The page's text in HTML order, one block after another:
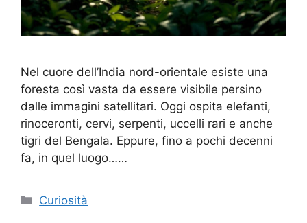
Nel cuore dell’India nord-orientale esiste una
foresta così vasta da essere visibile persino
dalle immagini satellitari. Oggi ospita elefanti,
rinoceronti, cervi, serpenti, uccelli rari e anche
tigri del Bengala. Eppure, fino a pochi decenni
fa, in quel luogo……
Categorie
Curiosità